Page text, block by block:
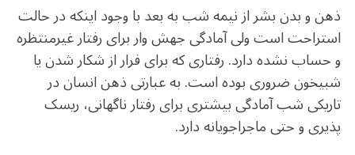
ذهن و بدن بشر از نیمه شب به بعد با وجود اینکه در حالت
استراحت است ولی آمادگی جهش وار برای رفتار غیرمنتظره
و حساب نشده دارد. رفتاری که برای فرار از شکار شدن یا
شبیخون ضروری بوده است. به عبارتی ذهن انسان در
تاریکی شب آمادگی بیشتری برای رفتار ناگهانی، ریسک
پذیری و حتی ماجراجویانه دارد.